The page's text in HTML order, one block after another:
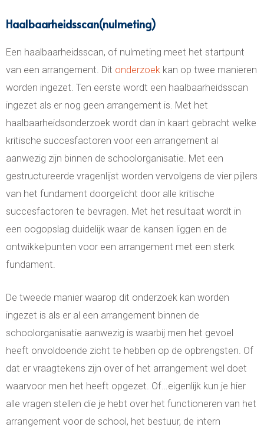
Haalbaarheidsscan(nulmeting)
Een haalbaarheidsscan, of nulmeting meet het startpunt
van een arrangement. Dit onderzoek kan op twee manieren
worden ingezet. Ten eerste wordt een haalbaarheidsscan
ingezet als er nog geen arrangement is. Met het
haalbaarheidsonderzoek wordt dan in kaart gebracht welke
kritische succesfactoren voor een arrangement al
aanwezig zijn binnen de schoolorganisatie. Met een
gestructureerde vragenlijst worden vervolgens de vier pijlers
van het fundament doorgelicht door alle kritische
succesfactoren te bevragen. Met het resultaat wordt in
een oogopslag duidelijk waar de kansen liggen en de
ontwikkelpunten voor een arrangement met een sterk
fundament.
De tweede manier waarop dit onderzoek kan worden
ingezet is als er al een arrangement binnen de
schoolorganisatie aanwezig is waarbij men het gevoel
heeft onvoldoende zicht te hebben op de opbrengsten. Of
dat er vraagtekens zijn over of het arrangement wel doet
waarvoor men het heeft opgezet. Of…eigenlijk kun je hier
alle vragen stellen die je hebt over het functioneren van het
arrangement voor de school, het bestuur, de intern